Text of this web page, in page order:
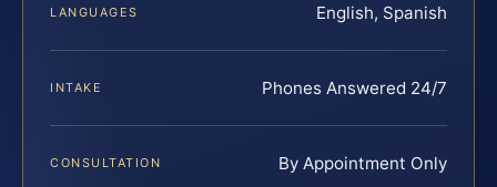
LANGUAGES English, Spanish
INTAKE Phones Answered 24/7
CONSULTATION By Appointment Only